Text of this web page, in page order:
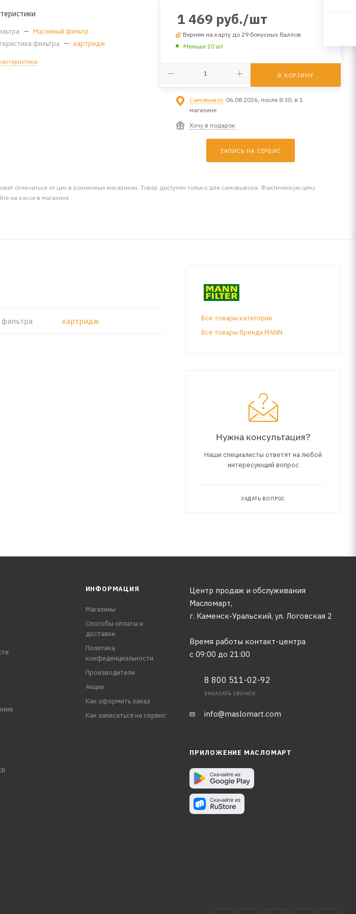
— Масляный фильтр
фильтра — картридж
1 469 руб./шт
Вернем на карту до 29 бонусных баллов
Меньше 10 шт
В КОРЗИНУ
Самовывоз: 06.08.2026, после 8:30, в 1
магазине
Хочу в подарок
ЗАПИСЬ НА СЕРВИС
отличаться от цен в розничных магазинах. Товар доступен только для самовывоза. Фактическую цену
на кассе в магазине
картридж
Все товары категории
Все товары бренда MANN
Нужна консультация?
Наши специалисты ответят на любой
интересующий вопрос
ЗАДАТЬ ВОПРОС
ИНФОРМАЦИЯ
Магазины
Способы оплаты и
доставки
Политика
конфиденциальности
Производители
Акции
Как оформить заказ
Как записаться на сервис
Центр продаж и обслуживания
Масломарт,
г. Каменск-Уральский, ул. Логовская 2
Время работы контакт-центра
с 09:00 до 21:00
8 800 511-02-92
ЗАКАЗАТЬ ЗВОНОК
info@maslomart.com
ПРИЛОЖЕНИЕ МАСЛОМАРТ